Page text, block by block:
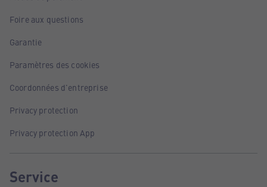
Foire aux questions
Garantie
Paramètres des cookies
Coordonnées d'entreprise
Privacy protection
Privacy protection App
Service